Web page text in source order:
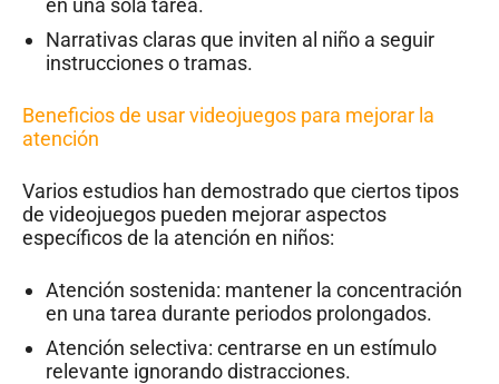
Narrativas claras que inviten al niño a seguir
instrucciones o tramas.
Beneficios de usar videojuegos para mejorar la
atención
Varios estudios han demostrado que ciertos tipos
de videojuegos pueden mejorar aspectos
específicos de la atención en niños:
Atención sostenida: mantener la concentración
en una tarea durante periodos prolongados.
Atención selectiva: centrarse en un estímulo
relevante ignorando distracciones.